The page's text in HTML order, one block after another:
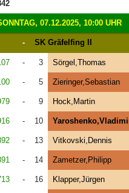
07.12.2025, 10:00 UHR
- SK Gräfelfing II
- 3 Sörgel,Thomas
- 5 Zieringer,Sebastian
- 9 Hock,Martin
- 10
- 13 Vitkovski,Dennis
- 14 Zametzer,Philipp
- 16 Klapper,Jürgen